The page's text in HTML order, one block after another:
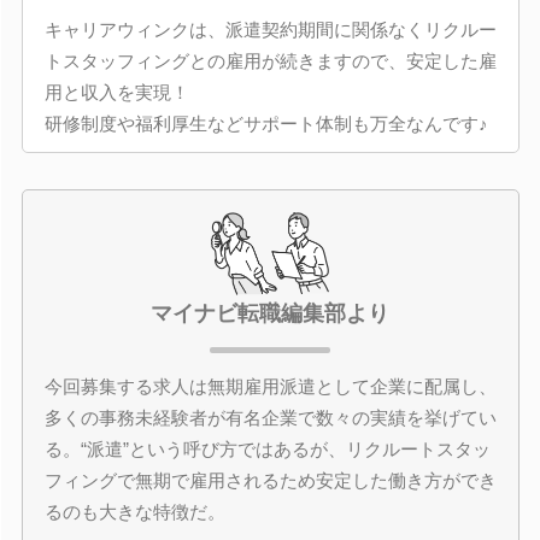
キャリアウィンクは、派遣契約期間に関係なくリクルー
トスタッフィングとの雇用が続きますので、安定した雇
用と収入を実現！
研修制度や福利厚生などサポート体制も万全なんです♪
マイナビ転職編集部より
今回募集する求人は無期雇用派遣として企業に配属し、
多くの事務未経験者が有名企業で数々の実績を挙げてい
る。“派遣”という呼び方ではあるが、リクルートスタッ
フィングで無期で雇用されるため安定した働き方ができ
るのも大きな特徴だ。